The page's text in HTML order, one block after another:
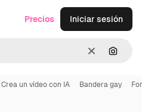
Borrar
Precios Iniciar sesión
Crea un vídeo con IA Bandera gay